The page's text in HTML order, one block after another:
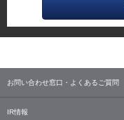
お問い合わせ窓口・よくあるご質問
IR情報